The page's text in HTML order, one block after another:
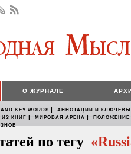
О ЖУРНАЛЕ
KEY WORDS | АННОТАЦИИ И
ИЗ КНИГ | МИРОВАЯ АРЕНА | ПОЛОЖЕНИЕ
по тегу